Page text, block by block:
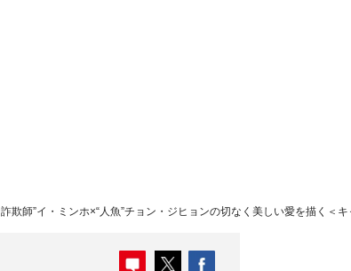
欺師”イ・ミンホ×“人魚”チョン・ジヒョンの切なく美しい愛を描く＜